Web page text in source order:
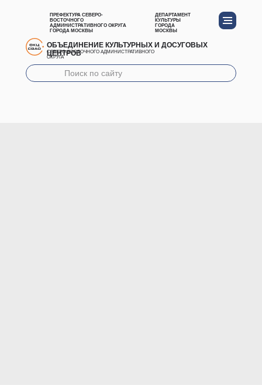
ПРЕФЕКТУРА СЕВЕРО-
ВОСТОЧНОГО
АДМИНИСТРАТИВНОГО ОКРУГА
ГОРОДА МОСКВЫ
ДЕПАРТАМЕНТ
КУЛЬТУРЫ
ГОРОДА
МОСКВЫ
ОБЪЕДИНЕНИЕ КУЛЬТУРНЫХ И ДОСУГОВЫХ
ЦЕНТРОВ
СЕВЕРО-ВОСТОЧНОГО АДМИНИСТРАТИВНОГО
ОКРУГА